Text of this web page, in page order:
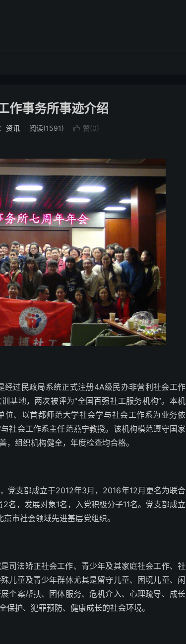
作事务所事迹介绍
资讯 阅读(1591)  赞(0)
过民政局系统正式注册4A级民办非营利社会工作
基地，两次被评为“全国百强社工服务机构”。本机
、以首都师范大学社会学与社会工作系为业务依
社会工作系主任范燕宁教授。该机构模范遵守国家
组织机构健全，年度检查均合格。
党支部成立于2012年3月，2016年12月更名为联合
，发展对象1名，入党积极分子11名。党支部成立
市社会领域先进基层党组织。
司法矫正社会工作、青少年及其家庭社会工作、社
儿童及青少年群体尤其是留守儿童、困境儿童、闲
个案帮扶、团体服务、危机介入、心理疏导、成长
护、犯罪预防、健康成长的社会环境。